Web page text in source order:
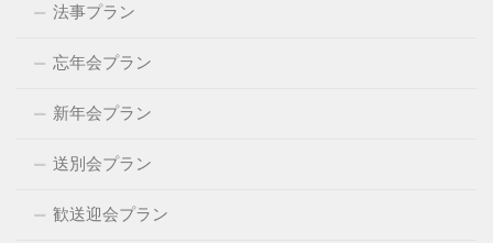
法事プラン
忘年会プラン
新年会プラン
送別会プラン
歓送迎会プラン